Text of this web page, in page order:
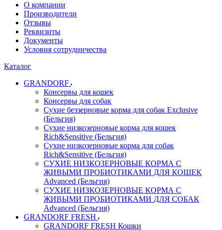
О компании
Производители
Отзывы
Реквизиты
Документы
Условия сотрудничества
Каталог
GRANDORF
Консервы для кошек
Консервы для собак
Сухие беззерновые корма для собак Exclusive
(Бельгия)
Сухие низкозерновые корма для кошек
Rich&Sensitive (Бельгия)
Сухие низкозерновые корма для собак
Rich&Sensitive (Бельгия)
СУХИЕ НИЗКОЗЕРНОВЫЕ КОРМА С
ЖИВЫМИ ПРОБИОТИКАМИ ДЛЯ КОШЕК
Advanced (Бельгия)
СУХИЕ НИЗКОЗЕРНОВЫЕ КОРМА С
ЖИВЫМИ ПРОБИОТИКАМИ ДЛЯ СОБАК
Advanced (Бельгия)
GRANDORF FRESH
GRANDORF FRESH Кошки